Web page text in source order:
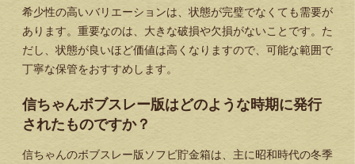
希少性の高いバリエーションは、状態が完璧でなくても需要が
あります。重要なのは、大きな破損や欠損がないことです。た
だし、状態が良いほど価値は高くなりますので、可能な範囲で
丁寧な保管をおすすめします。
信ちゃんボブスレー版はどのような時期に発行
されたものですか？
信ちゃんのボブスレー版ソフビ貯金箱は、主に昭和時代の冬季